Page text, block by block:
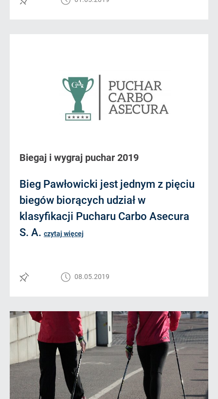
Biegaj i wygraj puchar 2019
Bieg Pawłowicki jest jednym z pięciu
biegów biorących udział w
klasyfikacji Pucharu Carbo Asecura
S. A. czytaj więcej
08.05.2019